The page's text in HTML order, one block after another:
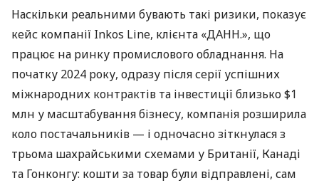
Наскільки реальними бувають такі ризики, показує
кейс компанії Inkos Line, клієнта «ДАНН.», що
працює на ринку промислового обладнання. На
початку 2024 року, одразу після серії успішних
міжнародних контрактів та інвестиції близько $1
млн у масштабування бізнесу, компанія розширила
коло постачальників — і одночасно зіткнулася з
трьома шахрайськими схемами у Британії, Канаді
та Гонконгу: кошти за товар були відправлені, сам